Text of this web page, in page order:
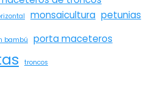
monsaicultura petunias
bambú
porta maceteros
troncos